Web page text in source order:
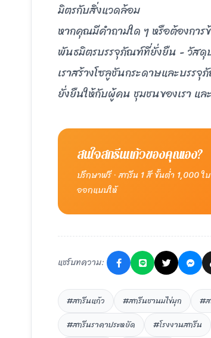
มิตรกับสิ่งแวดล้อม
หากคุณมีคําถามใด ๆ หรือต้องการ
พันธมิตรบรรจุภัณฑ์ที่ยั่งยืน - วัส
เราสร้างโซลูชันกระดาษและบร
ยั่งยืนให้กับผู้คน ชุมชนของเรา แล
สนใจสกรีนแก้วของคุณเอง?
ปรึกษาฟรี · สกรีน 1 สี ขั้นต่ำ 1,000 ใ
ออกแบบให้
แชร์บทความ:
#สกรีนแก้ว #สกรีนชานมไข่มุก #
#สกรีนราคาประหยัด
#โรงงานสกรีน